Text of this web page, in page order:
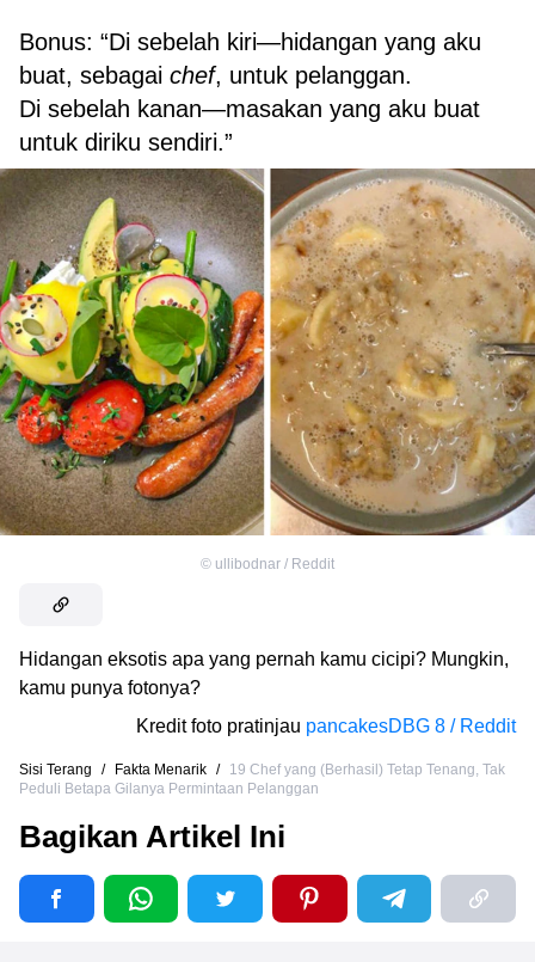
Bonus: “Di sebelah kiri—hidangan yang aku
buat, sebagai chef, untuk pelanggan.
Di sebelah kanan—masakan yang aku buat
untuk diriku sendiri.”
© ullibodnar / Reddit
Hidangan eksotis apa yang pernah kamu cicipi? Mungkin,
kamu punya fotonya?
Kredit foto pratinjau pancakesDBG 8 / Reddit
Sisi Terang / Fakta Menarik /
19 Сhef yang (Berhasil) Tetap Tenang, Tak
Peduli Betapa Gilanya Permintaan Pelanggan
Bagikan Artikel Ini